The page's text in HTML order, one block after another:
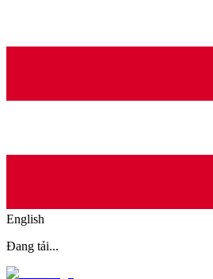
English
Đang tải...